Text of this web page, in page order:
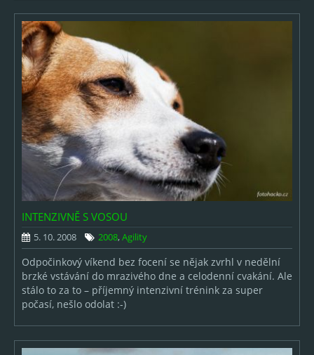
INTENZIVNĚ S VOSOU
5. 10. 2008 2008,Agility
Odpočinkový víkend bez focení se nějak zvrhl v nedělní
brzké vstávání do mrazivého dne a celodenní cvakání. Ale
stálo to za to – příjemný intenzivní trénink za super
počasí, nešlo odolat :-)